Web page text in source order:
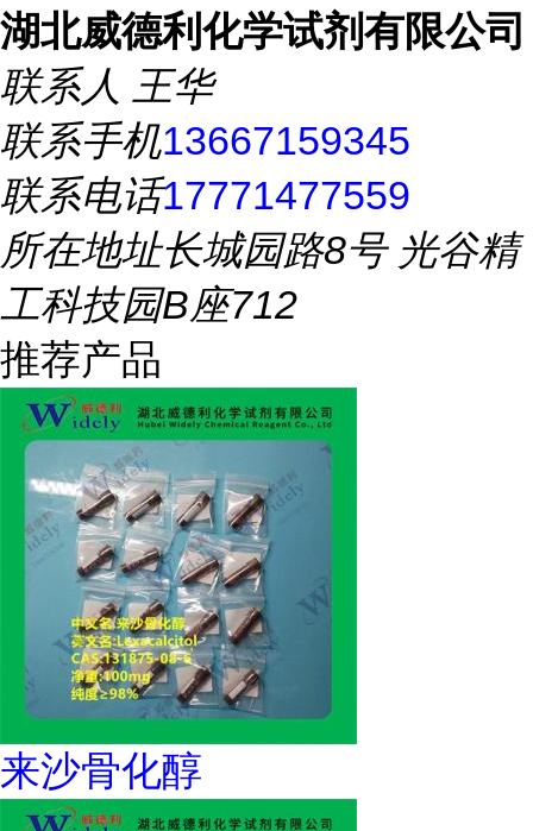
湖北威德利化学试剂有限公司
联系人 王华
联系手机13667159345
联系电话17771477559
所在地址长城园路8号 光谷精
工科技园B座712
推荐产品
来沙骨化醇